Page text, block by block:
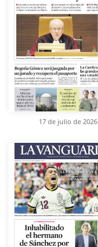
17 de julio de 2026